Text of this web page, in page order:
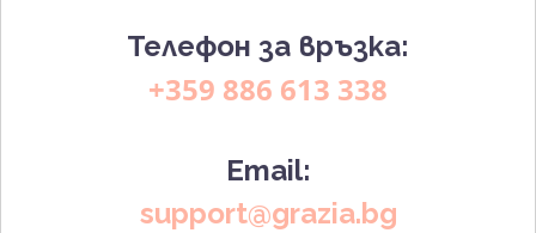
Телефон за връзка:
+359 886 613 338
Email:
support@grazia.bg